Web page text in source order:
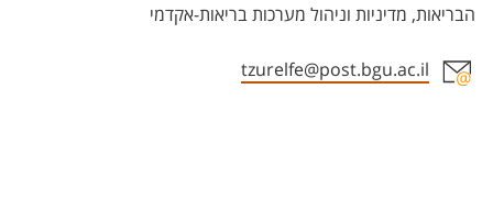
הבריאות, מדיניות וניהול מערכות בריאות-אקדמי
tzurelfe@post.bgu.ac.il